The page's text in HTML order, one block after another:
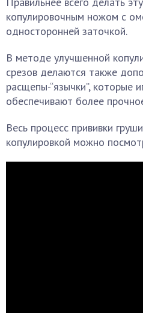
копулировочным ножом с
односторонней заточкой.
В методе улучшенной
срезов делаются также
расщепы-“язычки”, которые
обеспечивают более
Весь процесс прививки
копулировкой можно